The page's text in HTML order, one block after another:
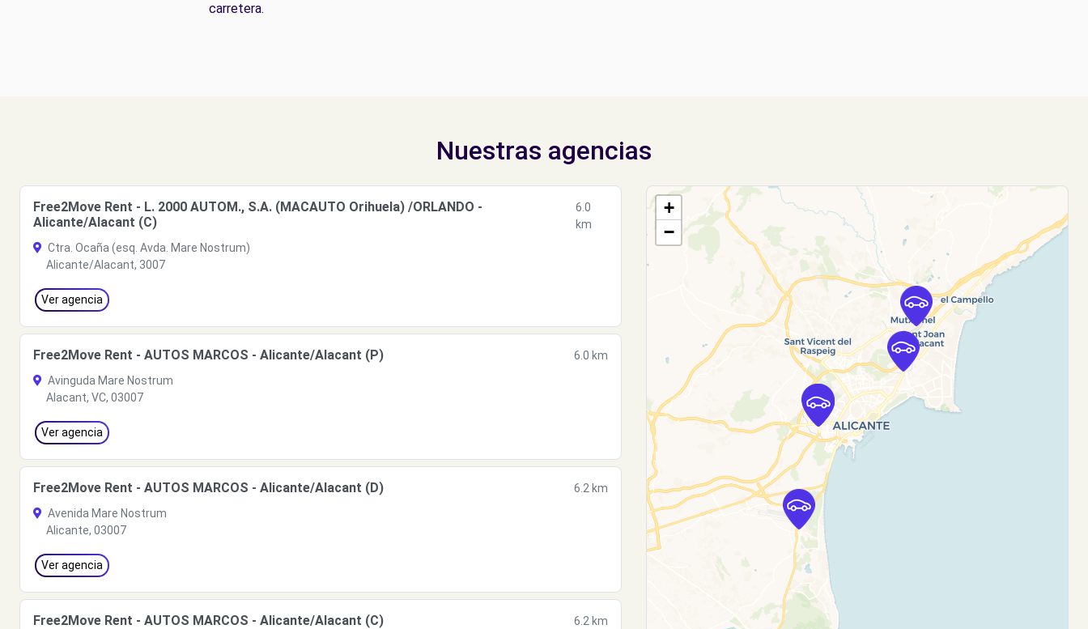
carretera.
Nuestras agencias
Free2Move Rent - L. 2000 AUTOM., S.A. (MACAUTO Orihuela) /ORLANDO -
Alicante/Alacant (C)
6.0
km
Ctra. Ocaña (esq. Avda. Mare Nostrum)
Alicante/Alacant, 3007
Ver agencia
Free2Move Rent - AUTOS MARCOS - Alicante/Alacant (P)
6.0 km
Avinguda Mare Nostrum
Alacant, VC, 03007
Ver agencia
Free2Move Rent - AUTOS MARCOS - Alicante/Alacant (D)
6.2 km
Avenida Mare Nostrum
Alicante, 03007
Ver agencia
Free2Move Rent - AUTOS MARCOS - Alicante/Alacant (C)
6.2 km
+
−